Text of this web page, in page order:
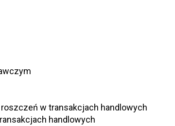
w transakcjach handlowych
handlowych